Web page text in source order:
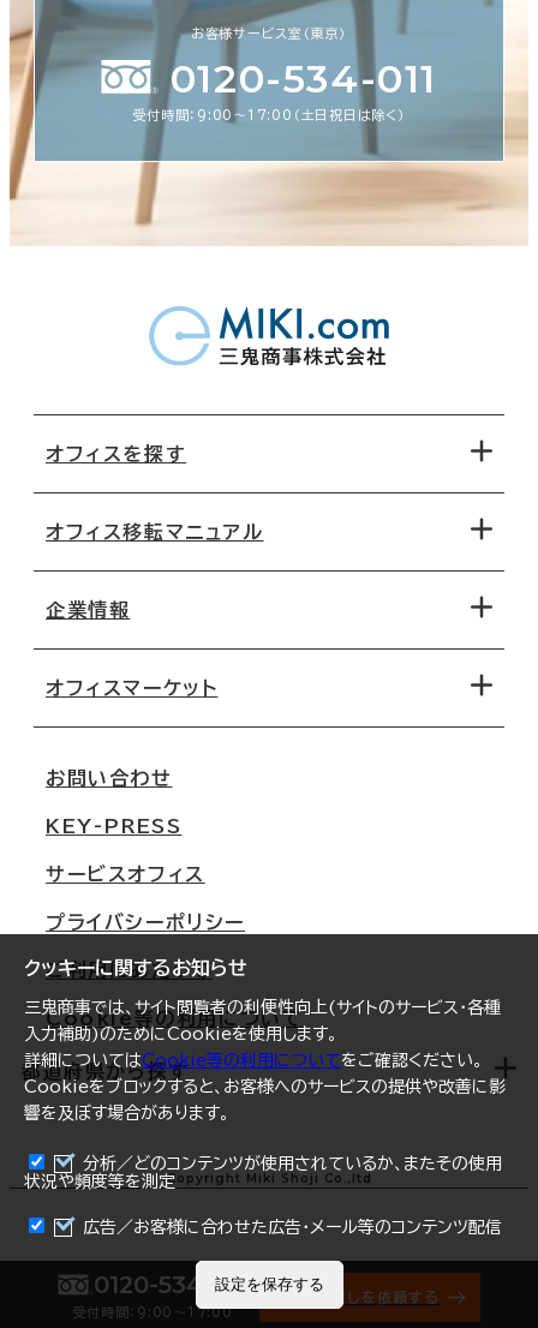
まとめて資料請求
0120-534-011
受付時間：9:00〜17:00
オフィス探しを依頼する
クッキーに関するお知らせ
三鬼商事では、サイト閲覧者の利便性向上(サイトのサービス・各種
入力補助)のためにCookieを使用します。
詳細についてはCookie等の利用についてをご確認ください。
Cookieをブロックすると、お客様へのサービスの提供や改善に影
響を及ぼす場合があります。
分析／どのコンテンツが使用されているか、またその使用
状況や頻度等を測定
広告／お客様に合わせた広告・メール等のコンテンツ配信
設定を保存する
お客様サービス室（東京）
0120-534-011
受付時間：9:00〜17:00（土日祝日は除く）
オフィスを探す
地図から探す
路線・駅から探す
オフィス移転マニュアル
移転コストシミュレーション
移転スケジュール
オフィス移転Q&A
企業情報
オフィスマーケット
大阪
名古屋
札幌
仙台
横浜
福岡
オフィスリポート
ログイン
お問い合わせ
KEY-PRESS
サービスオフィス
プライバシーポリシー
ご利用にあたって
Cookie等の利用について
都道府県から探す
北海道
青森県
宮城県
Copyright Miki Shoji Co.,ltd